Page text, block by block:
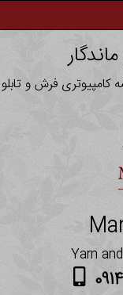
کامپیوتری فرش و تابلو
Yarn